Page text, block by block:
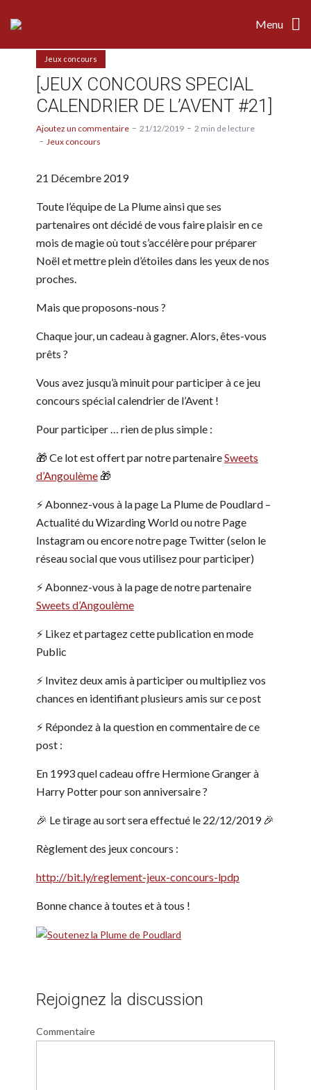
Menu
Jeux concours
[JEUX CONCOURS SPECIAL
CALENDRIER DE L’AVENT #21]
Ajoutez un commentaire 21/12/2019
2 min de lecture
Jeux concours
21 Décembre 2019
Toute l’équipe de La Plume ainsi que ses
partenaires ont décidé de vous faire plaisir en ce
mois de magie où tout s’accélère pour préparer
Noël et mettre plein d’étoiles dans les yeux de nos
proches.
Mais que proposons-nous ?
Chaque jour, un cadeau à gagner. Alors, êtes-vous
prêts ?
Vous avez jusqu’à minuit pour participer à ce jeu
concours spécial calendrier de l’Avent !
Pour participer … rien de plus simple :
🎁 Ce lot est offert par notre partenaireSweets
d’Angoulème 🎁
⚡️ Abonnez-vous à la page La Plume de Poudlard –
Actualité du Wizarding World ou notre Page
Instagram ou encore notre page Twitter (selon le
réseau social que vous utilisez pour participer)
⚡️ Abonnez-vous à la page de notre partenaire
Sweets d’Angoulème
⚡️ Likez et partagez cette publication en mode
Public
⚡️ Invitez deux amis à participer ou multipliez vos
chances en identifiant plusieurs amis sur ce post
⚡️ Répondez à la question en commentaire de ce
post :
En 1993 quel cadeau offre Hermione Granger à
Harry Potter pour son anniversaire ?
🎉 Le tirage au sort sera effectué le 22/12/2019 🎉
Règlement des jeux concours :
http://bit.ly/reglement-jeux-concours-lpdp
Bonne chance à toutes et à tous !
Rejoignez la discussion
Commentaire